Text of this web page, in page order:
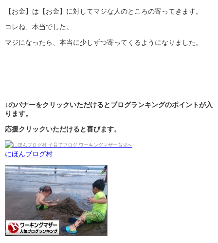
【お金】は【お金】に対してマジな人のところの寄ってきます。
コレね、本当でした。
マジになったら、本当に少しずつ寄ってくるようになりました。
↓のバナーをクリックいただけるとブログランキングのポイントが入
ります。
応援クリックいただけると喜びます。
にほんブログ村